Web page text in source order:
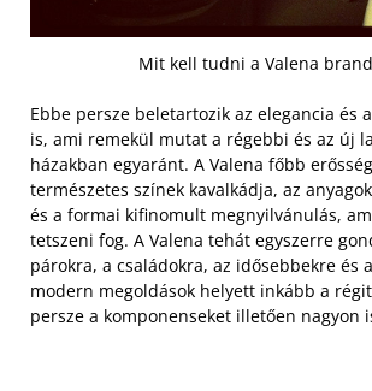
Mit kell tudni a Valena
Ebbe persze beletartozik az elegancia és
is, ami remekül mutat a régebbi és az új
házakban egyaránt. A Valena főbb
természetes színek kavalkádja, az
és a formai kifinomult megnyilvánulás,
tetszeni fog. A Valena tehát egyszerre
párokra, a családokra, az idősebbekre és
modern megoldások helyett inkább a
persze a komponenseket illetően nagyon